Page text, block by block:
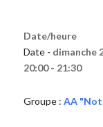
Date/heure
Date - dimanche
20:00 - 21:30
Groupe : AA